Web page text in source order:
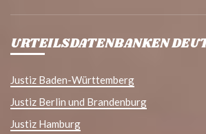
URTEILSDATENBANKEN
Justiz Baden-Württemberg
Justiz Berlin und Brandenburg
Justiz Hamburg